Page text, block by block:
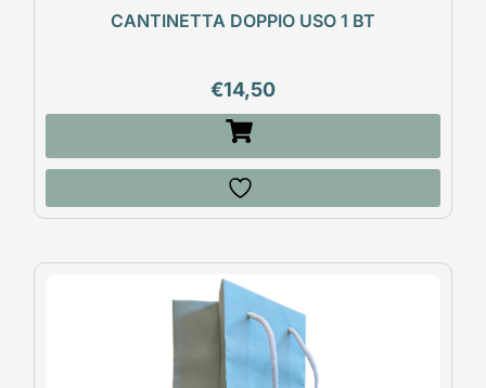
CANTINETTA DOPPIO USO 1 BT
€14,50